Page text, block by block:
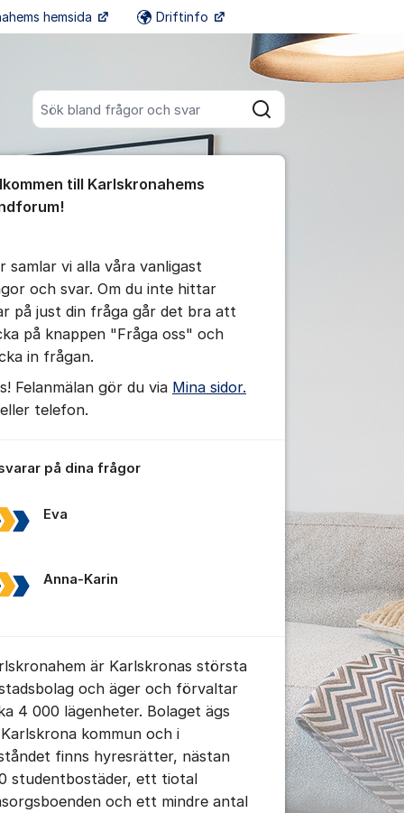
Sök bland alla inlägg
Sök
hemsida Driftinfo Fler supportlänkar
kommentaren
för inlägg/kommentar
för inlägg/kommentar
till Karlskronahems
samlar vi alla våra vanligast
och svar. Om du inte hittar
på just din fråga går det bra att
på knappen "Fråga oss" och
in frågan.
Felanmälan gör du via Mina sidor.
telefon.
på dina frågor
Eva
Anna-Karin
är Karlskronas största
och äger och förvaltar
4 000 lägenheter. Bolaget ägs
kommun och i
finns hyresrätter, nästan
studentbostäder, ett tiotal
och ett mindre antal